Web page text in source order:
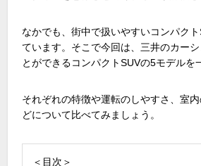
なかでも、街中で扱いやすいコンパクト
ています。そこで今回は、三井のカー
とができるコンパクトSUVの5モデルを
それぞれの特徴や運転のしやすさ、室
どについて比べてみましょう。
＜目次＞